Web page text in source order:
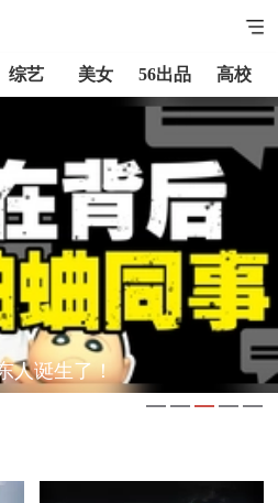
综艺 美女 56出品 高校
何没有大众想象的那么重？